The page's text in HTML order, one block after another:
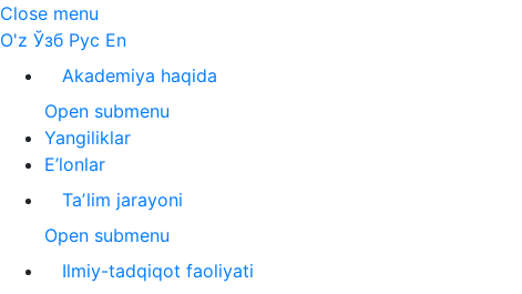
Close menu
O'z Ўзб Рус En
Akademiya haqida
Open submenu
Yangiliklar
E’lonlar
Taʼlim jarayoni
Open submenu
Ilmiy-tadqiqot faoliyati